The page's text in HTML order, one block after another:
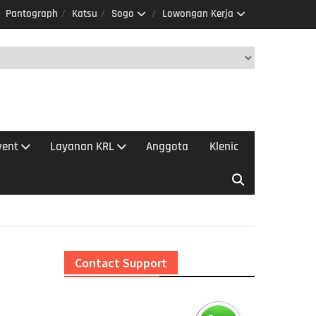
Pantograph Katsu Sogo Lowongan Kerja
Layanan KRL Anggota Klenic
Contact Support